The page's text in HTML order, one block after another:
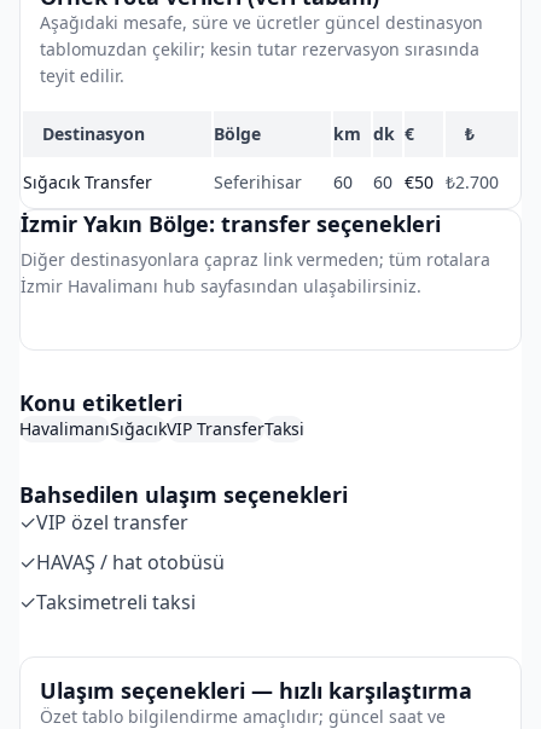
Aşağıdaki mesafe, süre ve ücretler güncel destinasyon
tablomuzdan çekilir; kesin tutar rezervasyon sırasında
teyit edilir.
Destinasyon Bölge km dk € ₺
Sığacık Transfer Seferihisar 60 60 €50 ₺2.700
İzmir Yakın Bölge: transfer seçenekleri
Diğer destinasyonlara çapraz link vermeden; tüm rotalara
İzmir Havalimanı hub sayfasından ulaşabilirsiniz.
Konu etiketleri
HavalimanıSığacıkVIP TransferTaksi
Bahsedilen ulaşım seçenekleri
✓VIP özel transfer
✓HAVAŞ / hat otobüsü
✓Taksimetreli taksi
Ulaşım seçenekleri — hızlı karşılaştırma
Özet tablo bilgilendirme amaçlıdır; güncel saat ve